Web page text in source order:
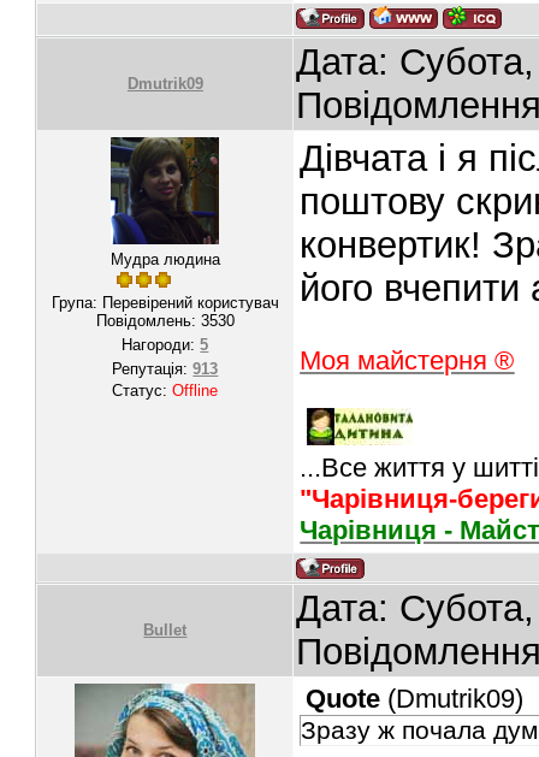
Dmutrik09
Дата:
Мудра людина
Група: Перевірений користувач
Повідомлень: 3530
Нагороди:5
Репутація:913
Статус:Offline
Дівчата і я
поштову
конвертик!
його
Моя майстерня ®
...Все життя у
"Чарівниця-
Чарівниця -
Bullet
Дата:
Quote (Dmutrik09)
Зразу ж почала